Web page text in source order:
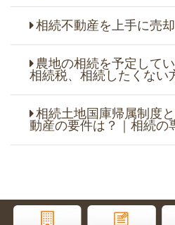
相続不動産を上手に売却
農地の相続を予定して
相続税、相続したくない
相続土地国庫帰属制度
動産の要件は？｜相続の